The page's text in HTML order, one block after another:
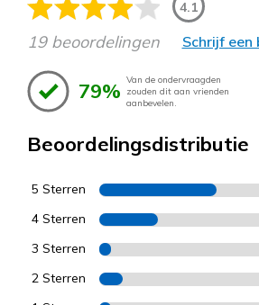
4.1
19 beoordelingen Schrijf een
79% Van de ondervraagden
zouden dit aan vrienden
aanbevelen.
Beoordelingsdistributie
5 Sterren
4 Sterren
3 Sterren
2 Sterren